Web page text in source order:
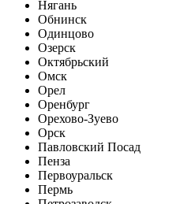
Нягань
Обнинск
Одинцово
Озерск
Октябрьский
Омск
Орел
Оренбург
Орехово-Зуево
Орск
Павловский Посад
Пенза
Первоуральск
Пермь